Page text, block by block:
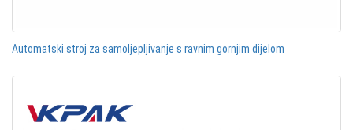
Automatski stroj za samoljepljivanje s ravnim gornjim dijelom